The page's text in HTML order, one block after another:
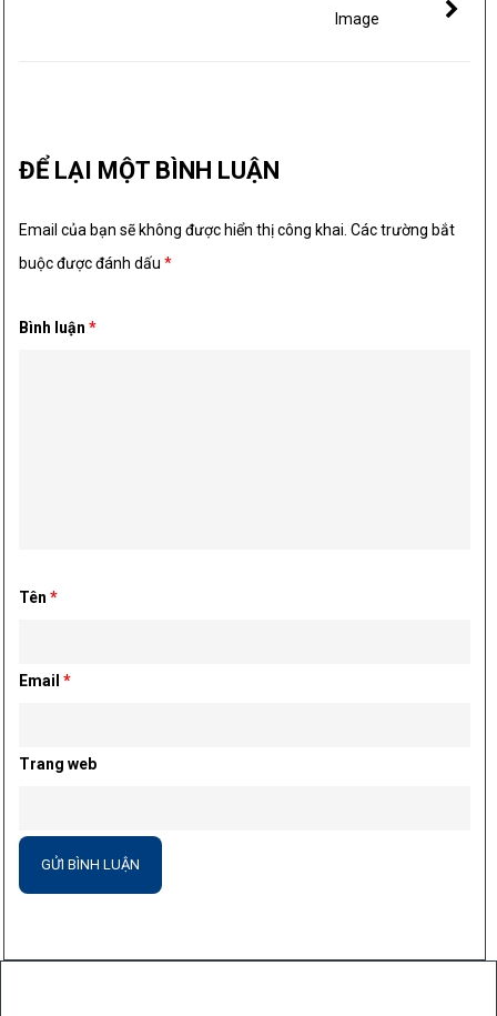
Image
ĐỂ LẠI MỘT BÌNH LUẬN
Email của bạn sẽ không được hiển thị công khai. Các trường bắt
buộc được đánh dấu*
Bình luận*
Tên*
Email*
Trang web